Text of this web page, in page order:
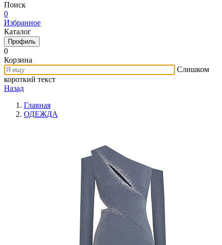
Поиск
0
Избранное
Каталог
Профиль
0
Корзина
Слишком
короткий текст
Назад
Главная
ОДЕЖДА